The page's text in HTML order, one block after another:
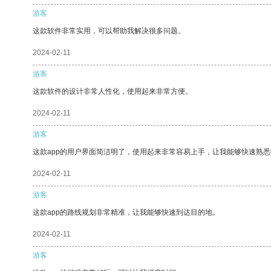
游客
这款软件非常实用，可以帮助我解决很多问题。
2024-02-11
游客
这款软件的设计非常人性化，使用起来非常方便。
2024-02-11
游客
这款app的用户界面简洁明了，使用起来非常容易上手，让我能够快速熟
2024-02-11
游客
这款app的路线规划非常精准，让我能够快速到达目的地。
2024-02-11
游客